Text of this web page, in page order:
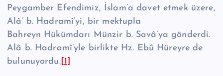
Peygamber Efendimiz, İslam’a davet etmek üzere,
Alâ’ b. Had­ra­mî’yi, bir mektupla
Bahreyn Hükümdarı Münzir b. Savâ’ya gönderdi.
Alâ b. Hadra­mî’yle birlikte Hz. Ebû Hüreyre de
bulunuyordu.[1]